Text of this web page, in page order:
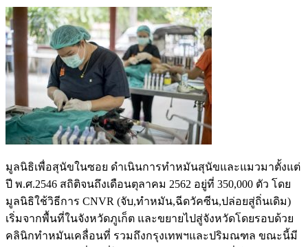
มูลนิธิเพื่อสุนัขในซอย ดำเนินการทำหมันสุนัขและแมวมาตั้งแต่
ปี พ.ศ.2546 สถิติจนถึงเดือนตุลาคม 2562 อยู่ที่ 350,000 ตัว โดย
มูลนิธิใช้วิธีการ CNVR (จับ,ทำหมัน,ฉีดวัคซีน,ปล่อยสู่ถิ่นเดิม)
เริ่มจากพื้นที่ในจังหวัดภูเก็ต และขยายไปสู่จังหวัดโดยรอบด้วย
คลินิกทำหมันเคลื่อนที่ รวมถึงกรุงเทพฯและปริมณฑล ขณะนี้มี